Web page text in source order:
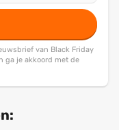
van Black Friday
ga je akkoord met de